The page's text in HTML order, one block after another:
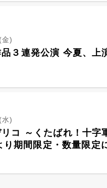
)
３連発公演 今夏、上
)
リコ ～くたばれ！十
期間限定・数量限定